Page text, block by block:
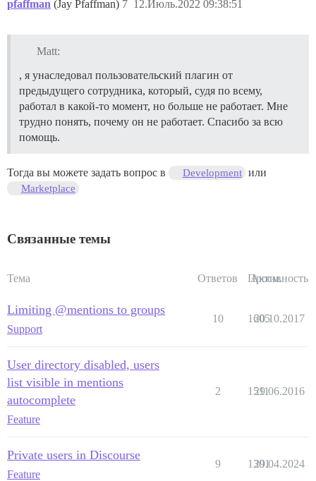
pfaffman (Jay Pfaffman) 12.Июль.2022 09:38:51
7
Matt:
, я унаследовал пользовательский плагин от
предыдущего сотрудника, который, судя по всему,
работал в какой-то момент, но больше не работает. Мне
трудно понять, почему он не работает. Спасибо за всю
помощь.
Тогда вы можете задать вопрос в Development или
Marketplace
Связанные темы
Тема Ответов Просм.
Активность
Limiting @mentions to groups
Support
10 1605
20.10.2017
User directory disabled, users
list visible in mentions
autocomplete
Feature
2 1511
29.06.2016
Private users in Discourse
Feature
9 1301
29.04.2024